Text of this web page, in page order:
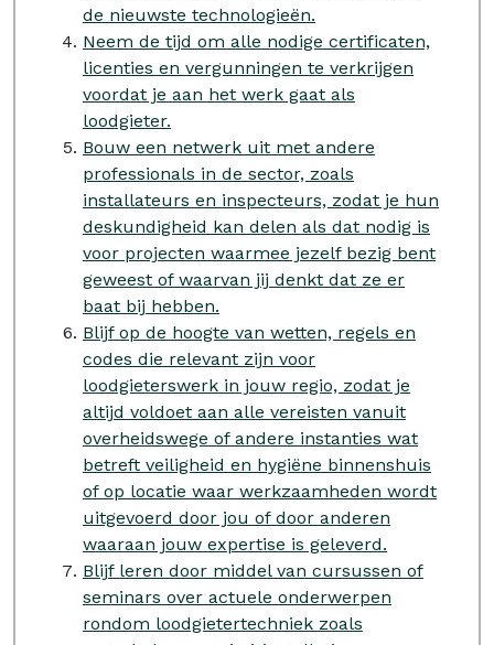
de nieuwste technologieën.
Neem de tijd om alle nodige certificaten,
licenties en vergunningen te verkrijgen
voordat je aan het werk gaat als
loodgieter.
Bouw een netwerk uit met andere
professionals in de sector, zoals
installateurs en inspecteurs, zodat je hun
deskundigheid kan delen als dat nodig is
voor projecten waarmee jezelf bezig bent
geweest of waarvan jij denkt dat ze er
baat bij hebben.
Blijf op de hoogte van wetten, regels en
codes die relevant zijn voor
loodgieterswerk in jouw regio, zodat je
altijd voldoet aan alle vereisten vanuit
overheidswege of andere instanties wat
betreft veiligheid en hygiëne binnenshuis
of op locatie waar werkzaamheden wordt
uitgevoerd door jou of door anderen
waaraan jouw expertise is geleverd.
Blijf leren door middel van cursussen of
seminars over actuele onderwerpen
rondom loodgietertechniek zoals